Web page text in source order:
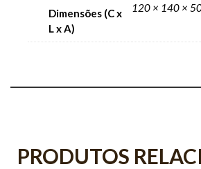
Dimensões (C x
L x A)
120 × 140 ×
PRODUTOS